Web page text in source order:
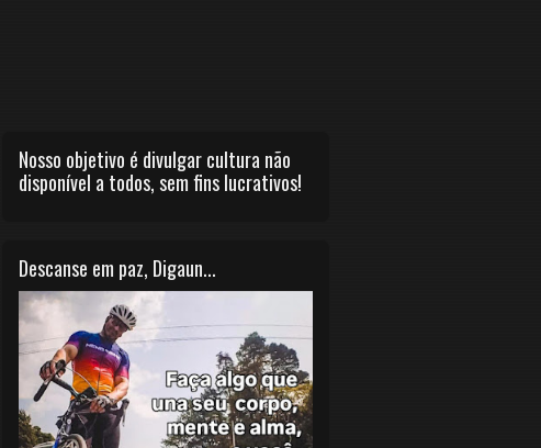
Nosso objetivo é divulgar cultura não
disponível a todos, sem fins lucrativos!
Descanse em paz, Digaun...